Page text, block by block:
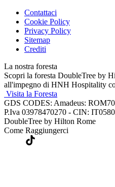
Contattaci
Cookie Policy
Privacy Policy
Sitemap
Crediti
La nostra foresta
Scopri la foresta DoubleTree by
all'impegno di HNH Hospitality
Visita la Foresta
GDS CODES: Amadeus:
P.Iva 03978470270 - CIN:
DoubleTree by Hilton Rome
Come Raggiungerci